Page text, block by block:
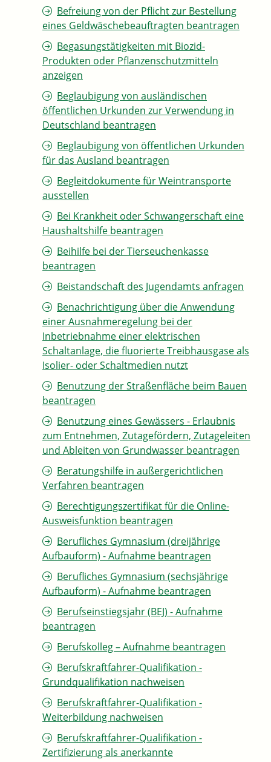
Befreiung von der Pflicht zur Bestellung
eines Geldwäschebeauftragten beantragen
Begasungstätigkeiten mit Biozid-
Produkten oder Pflanzenschutzmitteln
anzeigen
Beglaubigung von ausländischen
öffentlichen Urkunden zur Verwendung in
Deutschland beantragen
Beglaubigung von öffentlichen Urkunden
für das Ausland beantragen
Begleitdokumente für Weintransporte
ausstellen
Bei Krankheit oder Schwangerschaft eine
Haushaltshilfe beantragen
Beihilfe bei der Tierseuchenkasse
beantragen
Beistandschaft des Jugendamts anfragen
Benachrichtigung über die Anwendung
einer Ausnahmeregelung bei der
Inbetriebnahme einer elektrischen
Schaltanlage, die fluorierte Treibhausgase als
Isolier- oder Schaltmedien nutzt
Benutzung der Straßenfläche beim Bauen
beantragen
Benutzung eines Gewässers - Erlaubnis
zum Entnehmen, Zutagefördern, Zutageleiten
und Ableiten von Grundwasser beantragen
Beratungshilfe in außergerichtlichen
Verfahren beantragen
Berechtigungszertifikat für die Online-
Ausweisfunktion beantragen
Berufliches Gymnasium (dreijährige
Aufbauform) - Aufnahme beantragen
Berufliches Gymnasium (sechsjährige
Aufbauform) - Aufnahme beantragen
Berufseinstiegsjahr (BEJ) - Aufnahme
beantragen
Berufskolleg – Aufnahme beantragen
Berufskraftfahrer-Qualifikation -
Grundqualifikation nachweisen
Berufskraftfahrer-Qualifikation -
Weiterbildung nachweisen
Berufskraftfahrer-Qualifikation -
Zertifizierung als anerkannte